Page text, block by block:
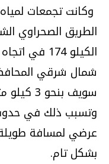
وكانت تجمعات
الطريق الصحراوي
الكيلو
شمال شرقي
سويف
وتسبب ذلك في
عرضي لمسافة
بشكل تام.